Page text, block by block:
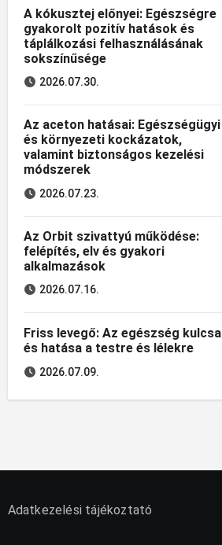
A kókusztej előnyei: Egészségre
gyakorolt pozitív hatások és
táplálkozási felhasználásának
sokszínűsége
2026.07.30.
Az aceton hatásai: Egészségügyi
és környezeti kockázatok,
valamint biztonságos kezelési
módszerek
2026.07.23.
Az Orbit szivattyú működése:
felépítés, elv és gyakori
alkalmazások
2026.07.16.
Friss levegő: Az egészség kulcsa
és hatása a testre és lélekre
2026.07.09.
Adatkezelési tájékoztató